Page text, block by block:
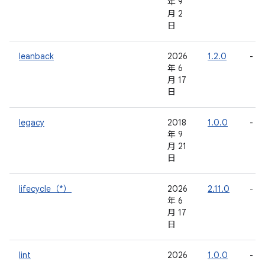
月 2
日
leanback
2026
年 6
月 17
日
1.2.0 -
legacy
2018
年 9
月 21
日
1.0.0 -
lifecycle（*）
2026
年 6
月 17
日
2.11.0 -
lint
2026
1.0.0 -